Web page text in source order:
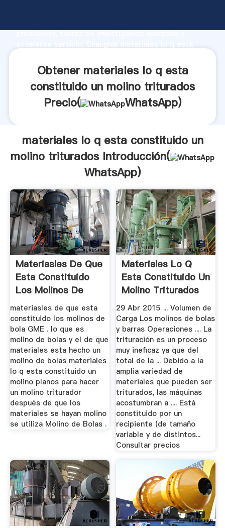
producción, fuerza de investigación avanzada y
valor y aporta valores a todos los clientes.
Obtener materiales lo q esta
constituido un molino triturados
Precio(
WhatsApp)
materiales lo q esta constituido un
molino triturados Introducción(
WhatsApp)
Materiasles De Que
Esta Constituido
Los Molinos De
Bola
materiasles de que esta
constituido los molinos de
bola GME . lo que es
molino de bolas y el de que
materiales esta hecho un
molino de bolas materiales
lo q esta constituido un
molino planos para hacer
un molino triturador
después de que los
materiales se hayan molino
se utiliza Molino de Bolas .
Materiales Lo Q
Esta Constituido Un
Molino Triturados
29 Abr 2015 ... Volumen de
Carga Los molinos de bolas
y barras Operaciones .... La
trituración es un proceso
muy ineficaz ya que del
total de la ... Debido a la
amplia variedad de
materiales que pueden ser
triturados, las máquinas
acostumbran a .... Está
constituido por un
recipiente (de tamaño
variable y de distintos...
Consultar precios